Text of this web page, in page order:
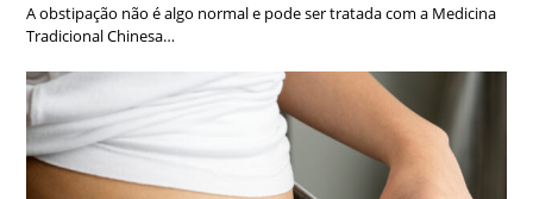
A obstipação não é algo normal e pode ser tratada com a Medicina
Tradicional Chinesa…